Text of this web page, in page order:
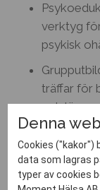
verktyg
psykisk
träffar för
och lär er
Sömnstöd
kunna
Denna
Cookies ("kakor")
data som lagras
typer av cookies